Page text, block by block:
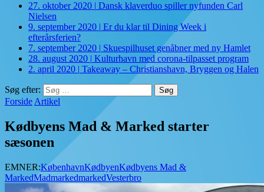
27. oktober 2020 | Dansk klaverduo spiller nyfunden Carl
Nielsen
9. september 2020 | Er du klar til Dining Week i
efterårsferien?
7. september 2020 | Skuespilhuset genåbner med ny Hamlet
28. august 2020 | Kulturhavn med corona-tilpasset program
2. april 2020 | Takeaway – Christianshavn, Bryggen og Halen
Søg efter:
Forside Artikel
Kødbyens Mad & Marked starter
sæsonen
EMNER:KøbenhavnKødbyenKødbyens Mad &
MarkedMadmarkedmarkedVesterbro